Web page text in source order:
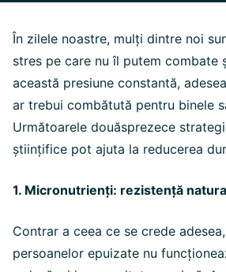
În zilele noastre, mulți dintre noi
stres pe care nu îl putem combate
această presiune constantă,
ar trebui combătută pentru binele
Următoarele douăsprezece
științifice pot ajuta la reducerea
1. Micronutrienți: rezistență
Contrar a ceea ce se crede
persoanelor epuizate nu